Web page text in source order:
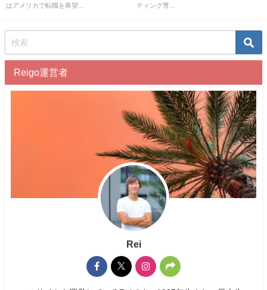
はアメリカで転職を希望...
ティング専...
Reigo運営者
Rei